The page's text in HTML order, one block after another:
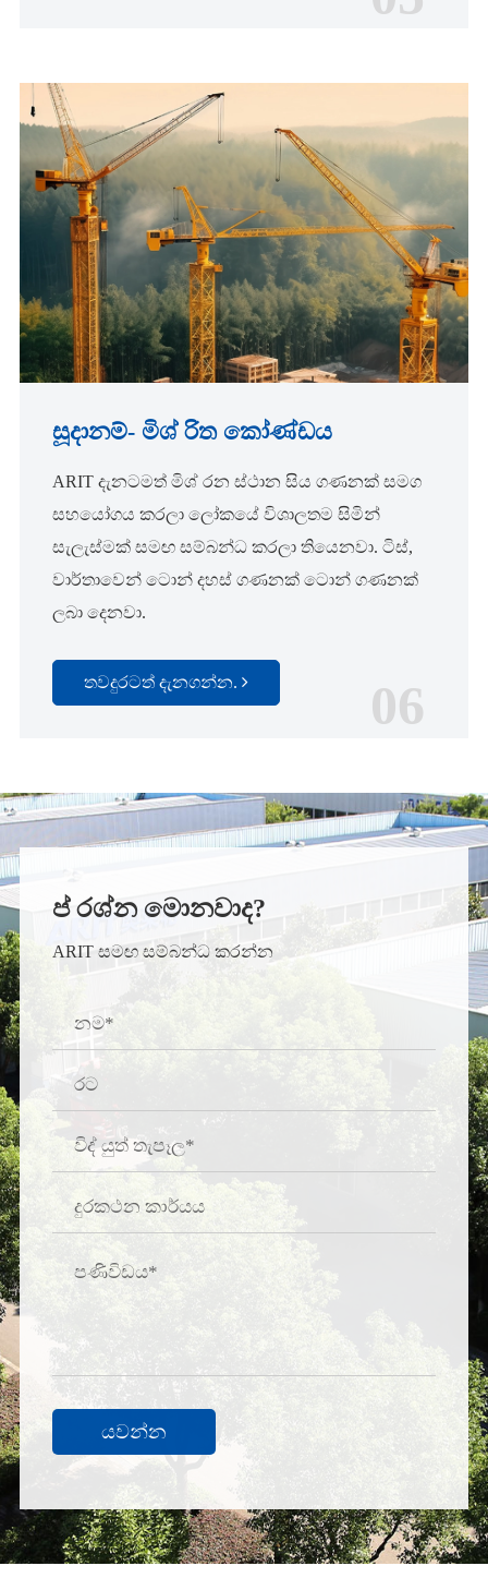
සූදානම්- මිශ් රිත කෝණ්ඩය
ARIT දැනටමත් මිශ් රන ස්ථාන සිය ගණනක් සමග
සහයෝගය කරලා ලෝකයේ විශාලතම සිමින්
සැලැස්මක් සමඟ සම්බන්ධ කරලා තියෙනවා. ටිස්,
වාර්තාවෙන් ටොන් දහස් ගණනක් ටොන් ගණනක්
ලබා දෙනවා.
තවදුරටත් දැනගන්න. 06
ප් රශ්න මොනවාද?
ARIT සමඟ සම්බන්ධ කරන්න
යවන්න